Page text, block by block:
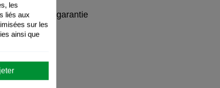
et de garantie
les
liés aux
sur les
ainsi que